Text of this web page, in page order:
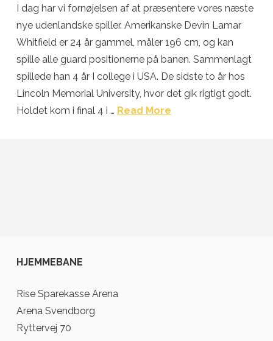
I dag har vi fornøjelsen af at præsentere vores næste
nye udenlandske spiller. Amerikanske Devin Lamar
Whitfield er 24 år gammel, måler 196 cm, og kan
spille alle guard positionerne på banen. Sammenlagt
spillede han 4 år I college i USA. De sidste to år hos
Lincoln Memorial University, hvor det gik rigtigt godt.
Holdet kom i final 4 i … Read More
HJEMMEBANE
Rise Sparekasse Arena
Arena Svendborg
Ryttervej 70